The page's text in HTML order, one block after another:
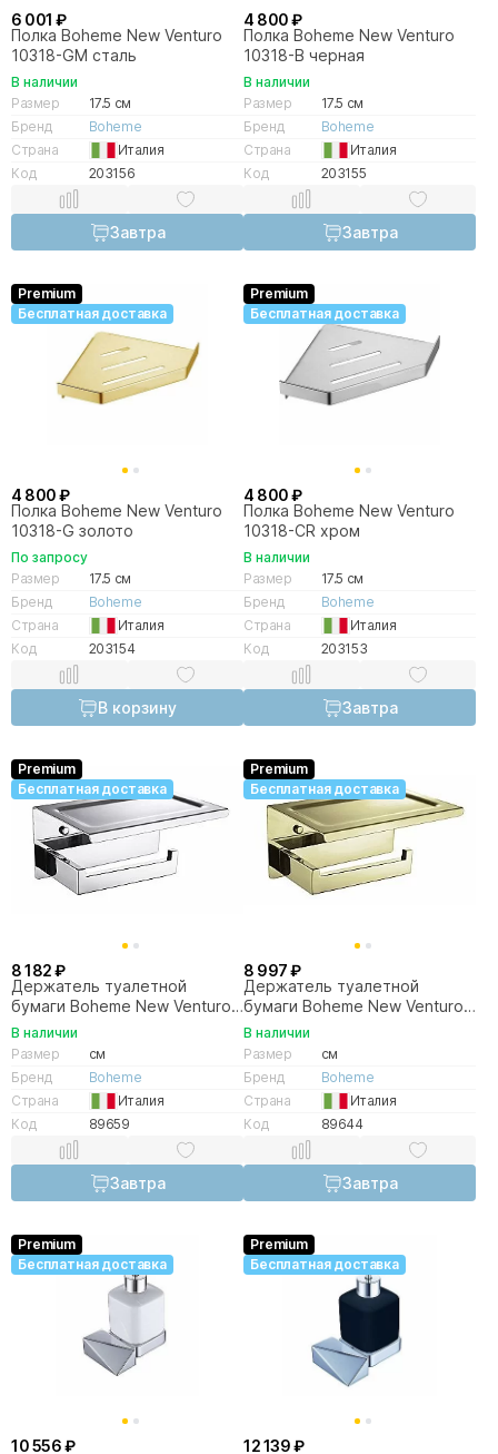
6 001 ₽
Полка Boheme New Venturo
10318-GM сталь
В наличии
Размер
17.5 см
Бренд
Boheme
Страна
Италия
Код
203156
Завтра
4 800 ₽
Полка Boheme New Venturo
10318-B черная
В наличии
Размер
17.5 см
Бренд
Boheme
Страна
Италия
Код
203155
Завтра
Premium
Бесплатная доставка
4 800 ₽
Полка Boheme New Venturo
10318-G золото
По запросу
Размер
17.5 см
Бренд
Boheme
Страна
Италия
Код
203154
В корзину
Premium
Бесплатная доставка
4 800 ₽
Полка Boheme New Venturo
10318-CR хром
В наличии
Размер
17.5 см
Бренд
Boheme
Страна
Италия
Код
203153
Завтра
Premium
Бесплатная доставка
8 182 ₽
Держатель туалетной
бумаги Boheme New Venturo
10311-CR
В наличии
Размер
см
Бренд
Boheme
Страна
Италия
Код
89659
Завтра
Premium
Бесплатная доставка
8 997 ₽
Держатель туалетной
бумаги Boheme New Venturo
10311-G
В наличии
Размер
см
Бренд
Boheme
Страна
Италия
Код
89644
Завтра
Premium
Бесплатная доставка
10 556 ₽
Premium
Бесплатная доставка
12 139 ₽